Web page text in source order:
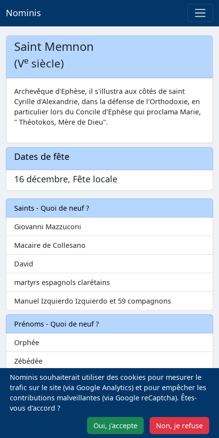
Nominis
Saint Memnon
(Ve siècle)
Archevêque d'Ephèse, il s'illustra aux côtés de saint
Cyrille d'Alexandrie, dans la défense de l'Orthodoxie, en
particulier lors du Concile d'Ephèse qui proclama Marie,
" Théotokos, Mère de Dieu".
Dates de fête
16 décembre, Fête locale
Saints - Quoi de neuf ?
Giovanni Mazzuconi
Macaire de Collesano
David
martyrs espagnols clarétains
Manuel Izquierdo Izquierdo et 59 compagnons
Prénoms - Quoi de neuf ?
Orphée
Zébédée
Melvil
Matilin
Mentions légales- Gestion des Cookies
Nominis souhaiterait utiliser des cookies pour mesurer le
trafic sur le site (via Google Analytics) et pour empêcher les
contributions malveillantes (via Google reCaptcha). Êtes-
vous d'accord ?
Oui, j'accepte
Non, je refuse